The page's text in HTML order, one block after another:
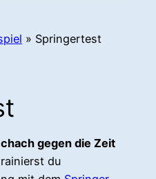
» Springertest
gegen die Zeit
du